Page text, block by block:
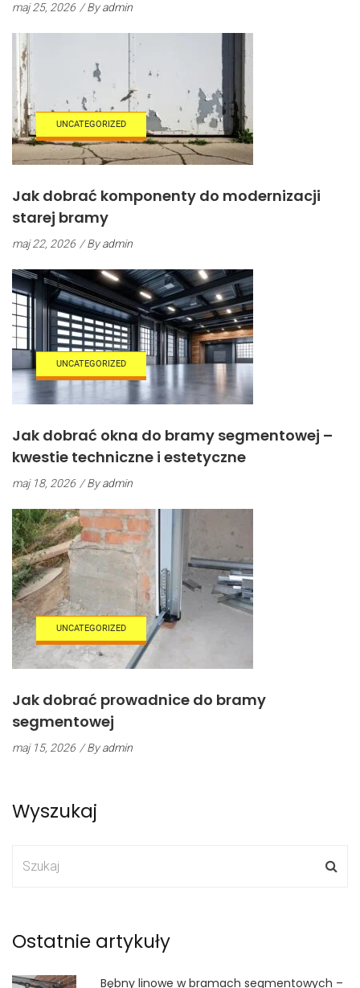
maj 25, 2026 / Byadmin
UNCATEGORIZED
Jak dobrać komponenty do modernizacji
starej bramy
maj 22, 2026 / Byadmin
UNCATEGORIZED
Jak dobrać okna do bramy segmentowej –
kwestie techniczne i estetyczne
maj 18, 2026 / Byadmin
UNCATEGORIZED
Jak dobrać prowadnice do bramy
segmentowej
maj 15, 2026 / Byadmin
Wyszukaj
Ostatnie artykuły
Bębny linowe w bramach segmentowych –